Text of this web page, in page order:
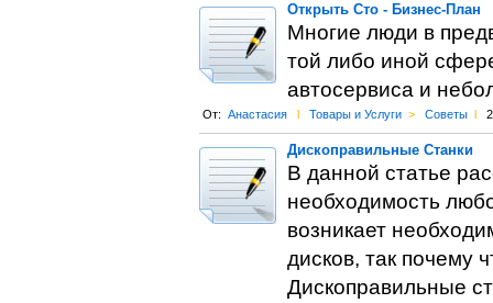
Открыть Сто - Бизнес-План
Многие люди в
той либо иной
автосервиса и
От: Анастасия l Товары и Услуги > Советы l
Дископравильные Станки
В данной статье
необходимость
возникает
дисков, так почему
Дископравильные